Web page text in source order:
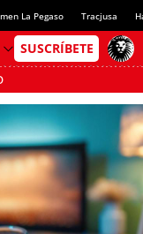
La Pegaso Tracjusa